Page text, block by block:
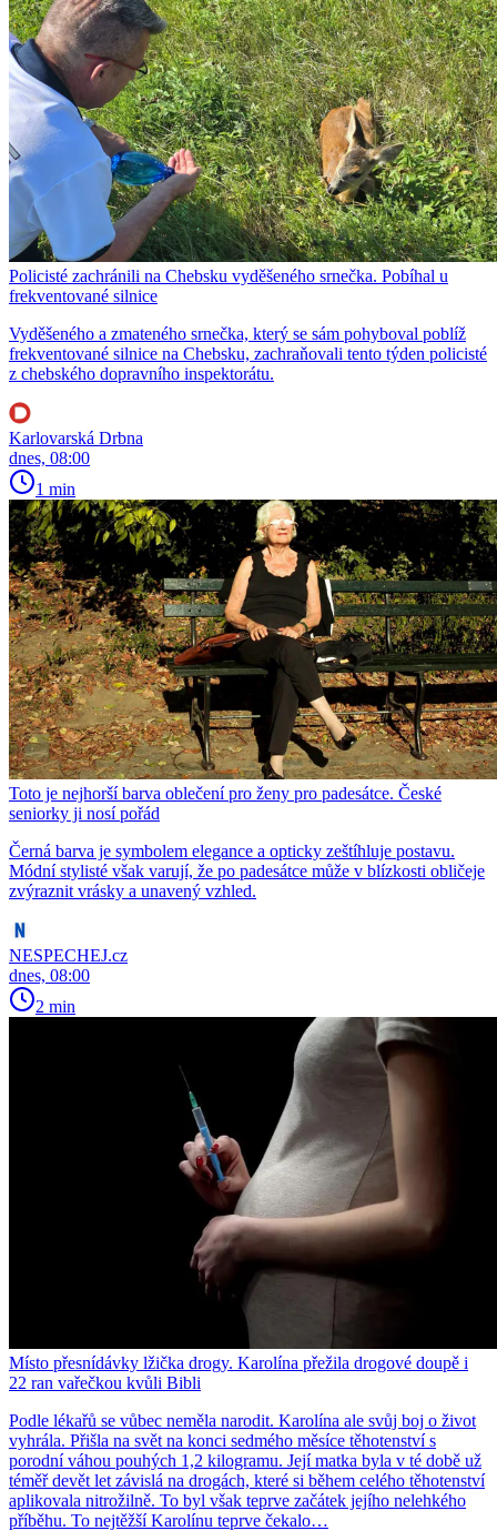
Policisté zachránili na Chebsku vyděšeného srnečka. Pobíhal u
frekventované silnice
Vyděšeného a zmateného srnečka, který se sám pohyboval poblíž
frekventované silnice na Chebsku, zachraňovali tento týden policisté
z chebského dopravního inspektorátu.
Karlovarská Drbna
dnes, 08:00
1 min
Toto je nejhorší barva oblečení pro ženy pro padesátce. České
seniorky ji nosí pořád
Černá barva je symbolem elegance a opticky zeštíhluje postavu.
Módní stylisté však varují, že po padesátce může v blízkosti obličeje
zvýraznit vrásky a unavený vzhled.
NESPECHEJ.cz
dnes, 08:00
2 min
Místo přesnídávky lžička drogy. Karolína přežila drogové doupě i
22 ran vařečkou kvůli Bibli
Podle lékařů se vůbec neměla narodit. Karolína ale svůj boj o život
vyhrála. Přišla na svět na konci sedmého měsíce těhotenství s
porodní váhou pouhých 1,2 kilogramu. Její matka byla v té době už
téměř devět let závislá na drogách, které si během celého těhotenství
aplikovala nitrožilně. To byl však teprve začátek jejího nelehkého
příběhu. To nejtěžší Karolínu teprve čekalo…